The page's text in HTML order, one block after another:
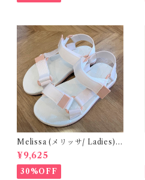
Melissa (メリッサ/ Ladies)
Papete +Rider / White
¥9,625
30%OFF